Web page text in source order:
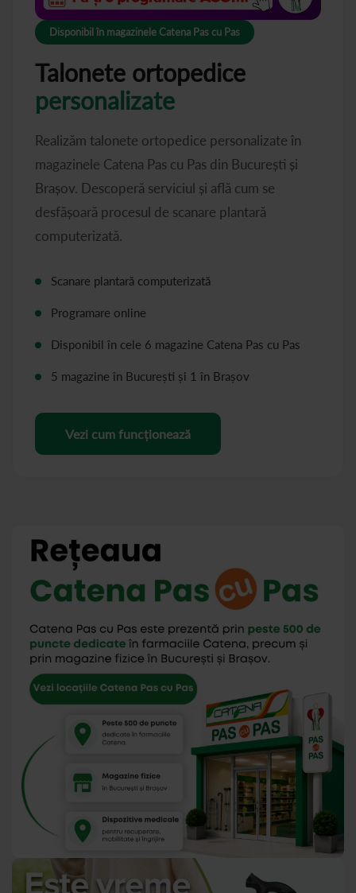
Disponibil în magazinele Catena Pas cu Pas
Talonete ortopedice
personalizate
Realizăm talonete ortopedice personalizate în
magazinele Catena Pas cu Pas din București și
Brașov. Descoperă serviciul și află cum se
desfășoară procesul de scanare plantară
computerizată.
Scanare plantară computerizată
Programare online
Disponibil în cele 6 magazine Catena Pas cu Pas
5 magazine în București și 1 în Brașov
Vezi cum funcționează